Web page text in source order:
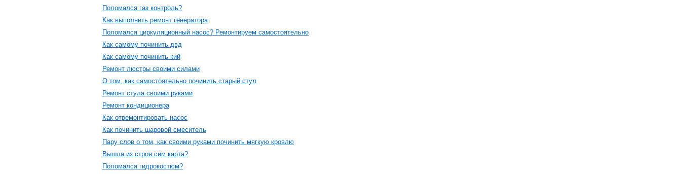
Поломался газ контроль?
Как выполнить ремонт генератора
Поломался циркуляционный насос? Ремонтируем самостоятельно
Как самому починить двд
Как самому починить кий
Ремонт люстры своими силами
О том, как самостоятельно починить старый стул
Ремонт стула своими руками
Ремонт кондиционера
Как отремонтировать насос
Как починить шаровой смеситель
Пару слов о том, как своими руками починить мягкую кровлю
Вышла из строя сим карта?
Поломался гидрокостюм?